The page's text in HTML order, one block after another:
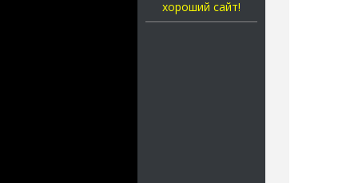
хороший сайт!